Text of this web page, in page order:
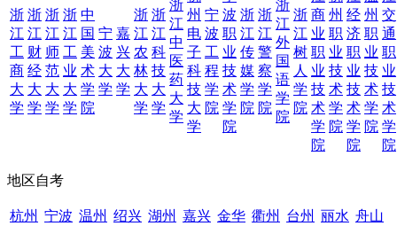
浙
江
工
商
大
学
浙
江
财
经
大
学
浙
江
师
范
大
学
浙
江
工
业
大
学
中
国
美
术
学
院
宁
波
大
学
嘉
兴
大
学
浙
江
农
林
大
学
浙
江
科
技
大
学
浙
江
中
医
药
大
学
州
电
子
科
技
大
学
宁
波
工
程
学
院
波
职
业
技
术
学
院
浙
江
传
媒
学
院
浙
江
警
察
学
院
浙
江
外
国
语
学
院
浙
江
树
人
学
院
商
业
职
业
技
术
学
院
州
职
业
技
术
学
院
经
济
职
业
技
术
学
院
州
职
业
技
术
学
院
交
通
职
业
技
术
学
院
地区自考
杭州 宁波 温州 绍兴 湖州 嘉兴 金华 衢州
台州 丽水 舟山